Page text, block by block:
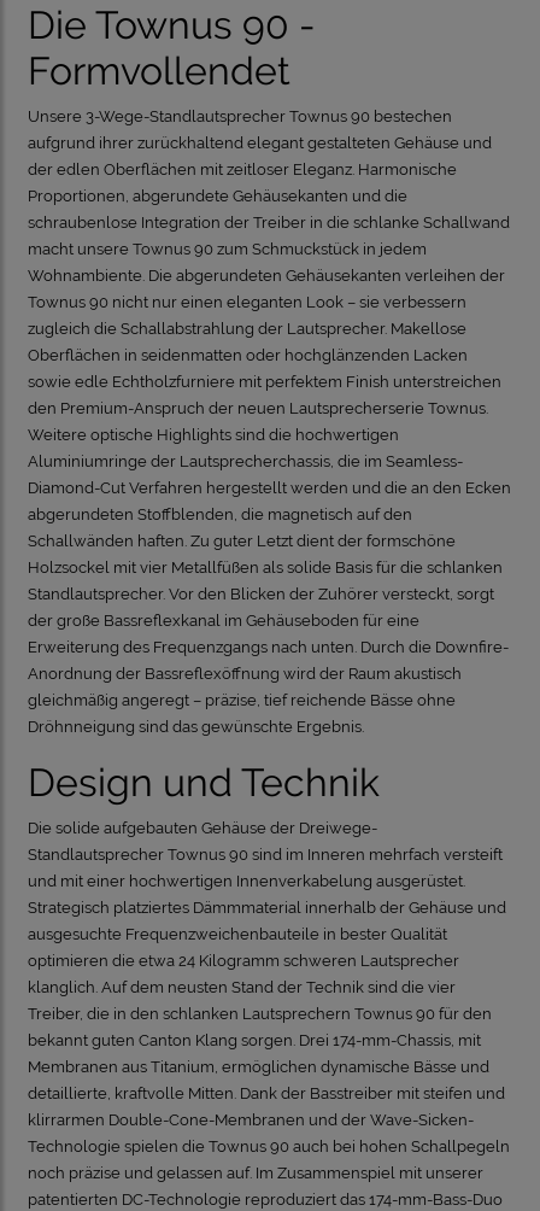
Die Townus 90 -
Formvollendet
Unsere 3-Wege-Standlautsprecher Townus 90 bestechen
aufgrund ihrer zurückhaltend elegant gestalteten Gehäuse und
der edlen Oberflächen mit zeitloser Eleganz. Harmonische
Proportionen, abgerundete Gehäusekanten und die
schraubenlose Integration der Treiber in die schlanke Schallwand
macht unsere Townus 90 zum Schmuckstück in jedem
Wohnambiente. Die abgerundeten Gehäusekanten verleihen der
Townus 90 nicht nur einen eleganten Look – sie verbessern
zugleich die Schallabstrahlung der Lautsprecher. Makellose
Oberflächen in seidenmatten oder hochglänzenden Lacken
sowie edle Echtholzfurniere mit perfektem Finish unterstreichen
den Premium-Anspruch der neuen Lautsprecherserie Townus.
Weitere optische Highlights sind die hochwertigen
Aluminiumringe der Lautsprecherchassis, die im Seamless-
Diamond-Cut Verfahren hergestellt werden und die an den Ecken
abgerundeten Stoffblenden, die magnetisch auf den
Schallwänden haften. Zu guter Letzt dient der formschöne
Holzsockel mit vier Metallfüßen als solide Basis für die schlanken
Standlautsprecher. Vor den Blicken der Zuhörer versteckt, sorgt
der große Bassreflexkanal im Gehäuseboden für eine
Erweiterung des Frequenzgangs nach unten. Durch die Downfire-
Anordnung der Bassreflexöffnung wird der Raum akustisch
gleichmäßig angeregt – präzise, tief reichende Bässe ohne
Dröhnneigung sind das gewünschte Ergebnis
Design und Technik
Die solide aufgebauten Gehäuse der Dreiwege-
Standlautsprecher Townus 90 sind im Inneren mehrfach versteift
und mit einer hochwertigen Innenverkabelung ausgerüstet.
Strategisch platziertes Dämmmaterial innerhalb der Gehäuse und
ausgesuchte Frequenzweichenbauteile in bester Qualität
optimieren die etwa 24 Kilogramm schweren Lautsprecher
klanglich. Auf dem neusten Stand der Technik sind die vier
Treiber, die in den schlanken Lautsprechern Townus 90 für den
bekannt guten Canton Klang sorgen. Drei 174-mm-Chassis, mit
Membranen aus Titanium, ermöglichen dynamische Bässe und
detaillierte, kraftvolle Mitten. Dank der Basstreiber mit steifen und
klirrarmen Double-Cone-Membranen und der Wave-Sicken-
Technologie spielen die Townus 90 auch bei hohen Schallpegeln
noch präzise und gelassen auf. Im Zusammenspiel mit unserer
patentierten DC-Technologie reproduziert das 174-mm-Bass-Duo